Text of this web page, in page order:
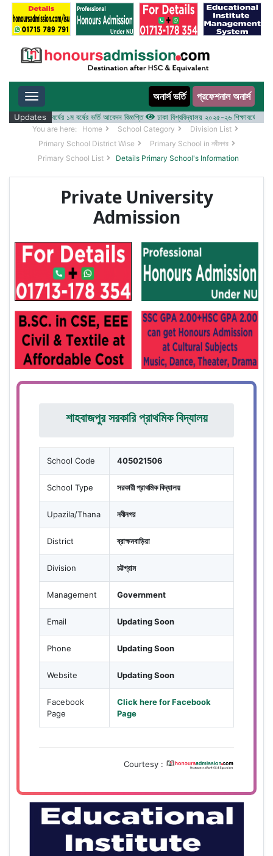
Toggle navigation অনার্স ভর্তি প্রফেশনাল অনার্স
Updates
২০২৫-২৬ শিক্ষাবর্ষের ১ম বর্ষের ভর্তি আবেদন বিজ্ঞপ্তি ঢাকা বিশ্ববিদ্যালয় ২০২৫-২৬ শিক্ষাবর্ষে
You are here: Home School Category
Division List
Primary School District Wise
Primary School in নবীনগর
Primary School List
Details Primary School's Information
Private University
Admission
শাহবাজপুর সরকারি প্রাথমিক বিদ্যালয়
School Code 405021506
School Type সরকারী প্রাথমিক বিদ্যালয়
Upazila/Thana নবীনগর
District ব্রাক্ষনবাড়িয়া
Division চট্টগ্রাম
Management Government
Email Updating Soon
Phone Updating Soon
Website Updating Soon
Facebook
Page
Click here for Facebook
Page
Courtesy :